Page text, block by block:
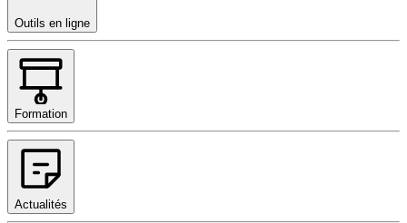
Outils en ligne
Formation
Actualités